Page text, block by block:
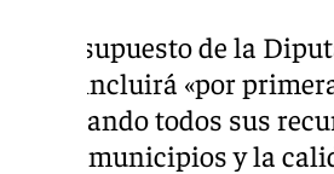
El presupuesto de la
2026, incluirá «por
destinando todos sus
en los municipios y la